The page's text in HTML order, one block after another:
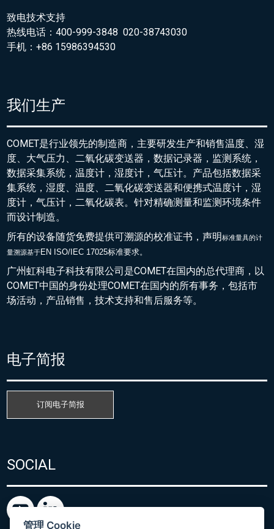
致电技术支持
热线电话：400-999-3848 020-38743030
手机：+86 15986394530
我们生产
COMET是行业领先的制造商，主要研发生产和销售温度、湿
度、大气压力、二氧化碳变送器，数据记录器，监测系统，
数据采集系统，温度计，湿度计，气压计。产品包括数据采
集系统，湿度、温度、二氧化碳变送器和便携式温度计，湿
度计，气压计，二氧化碳表。针对精确测量和监测环境条件
而设计制造。
所有的设备随货免费提供可溯源的校准证书，声明标准量具的计
量溯源基于EN ISO/IEC 17025标准要求。
广州虹科电子科技有限公司是COMET在国内的总代理商，以
COMET中国的身份处理COMET在国内的所有事务，包括市
场活动，产品销售，技术支持和售后服务等。
电子简报
订阅电子简报
SOCIAL
管理 Cookie